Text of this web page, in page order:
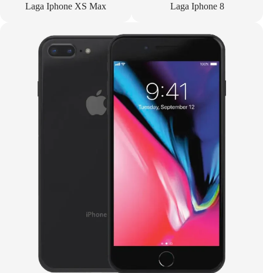
Laga Iphone XS Max Laga Iphone 8